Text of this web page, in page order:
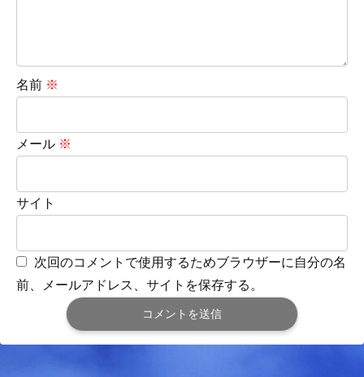
名前 ※
メール ※
サイト
次回のコメントで使用するためブラウザーに自分の名
前、メールアドレス、サイトを保存する。